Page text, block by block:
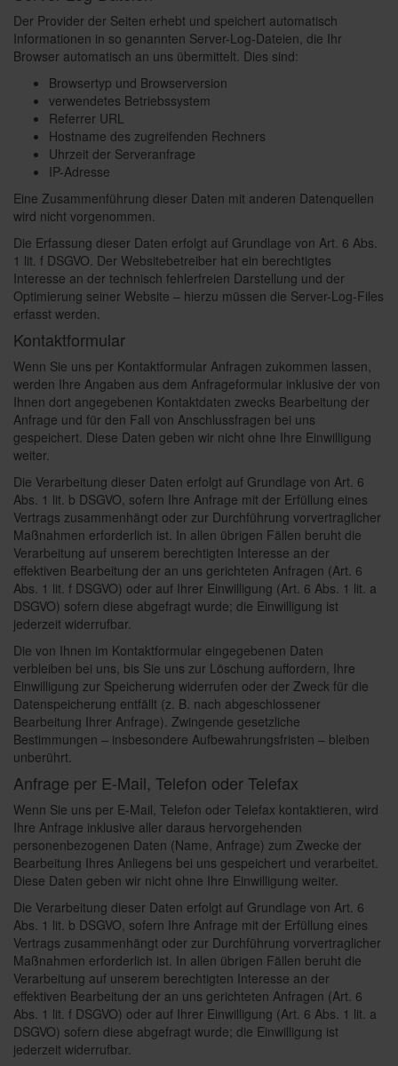
Der Provider der Seiten erhebt und speichert automatisch
Informationen in so genannten Server-Log-Dateien, die Ihr
Browser automatisch an uns übermittelt. Dies sind:
Browsertyp und Browserversion
verwendetes Betriebssystem
Referrer URL
Hostname des zugreifenden Rechners
Uhrzeit der Serveranfrage
IP-Adresse
Eine Zusammenführung dieser Daten mit anderen Datenquellen
wird nicht vorgenommen.
Die Erfassung dieser Daten erfolgt auf Grundlage von Art. 6 Abs.
1 lit. f DSGVO. Der Websitebetreiber hat ein berechtigtes
Interesse an der technisch fehlerfreien Darstellung und der
Optimierung seiner Website – hierzu müssen die Server-Log-Files
erfasst werden.
Kontaktformular
Wenn Sie uns per Kontaktformular Anfragen zukommen lassen,
werden Ihre Angaben aus dem Anfrageformular inklusive der von
Ihnen dort angegebenen Kontaktdaten zwecks Bearbeitung der
Anfrage und für den Fall von Anschlussfragen bei uns
gespeichert. Diese Daten geben wir nicht ohne Ihre Einwilligung
weiter.
Die Verarbeitung dieser Daten erfolgt auf Grundlage von Art. 6
Abs. 1 lit. b DSGVO, sofern Ihre Anfrage mit der Erfüllung eines
Vertrags zusammenhängt oder zur Durchführung vorvertraglicher
Maßnahmen erforderlich ist. In allen übrigen Fällen beruht die
Verarbeitung auf unserem berechtigten Interesse an der
effektiven Bearbeitung der an uns gerichteten Anfragen (Art. 6
Abs. 1 lit. f DSGVO) oder auf Ihrer Einwilligung (Art. 6 Abs. 1 lit. a
DSGVO) sofern diese abgefragt wurde; die Einwilligung ist
jederzeit widerrufbar.
Die von Ihnen im Kontaktformular eingegebenen Daten
verbleiben bei uns, bis Sie uns zur Löschung auffordern, Ihre
Einwilligung zur Speicherung widerrufen oder der Zweck für die
Datenspeicherung entfällt (z. B. nach abgeschlossener
Bearbeitung Ihrer Anfrage). Zwingende gesetzliche
Bestimmungen – insbesondere Aufbewahrungsfristen – bleiben
unberührt.
Anfrage per E-Mail, Telefon oder Telefax
Wenn Sie uns per E-Mail, Telefon oder Telefax kontaktieren, wird
Ihre Anfrage inklusive aller daraus hervorgehenden
personenbezogenen Daten (Name, Anfrage) zum Zwecke der
Bearbeitung Ihres Anliegens bei uns gespeichert und verarbeitet.
Diese Daten geben wir nicht ohne Ihre Einwilligung weiter.
Die Verarbeitung dieser Daten erfolgt auf Grundlage von Art. 6
Abs. 1 lit. b DSGVO, sofern Ihre Anfrage mit der Erfüllung eines
Vertrags zusammenhängt oder zur Durchführung vorvertraglicher
Maßnahmen erforderlich ist. In allen übrigen Fällen beruht die
Verarbeitung auf unserem berechtigten Interesse an der
effektiven Bearbeitung der an uns gerichteten Anfragen (Art. 6
Abs. 1 lit. f DSGVO) oder auf Ihrer Einwilligung (Art. 6 Abs. 1 lit. a
DSGVO) sofern diese abgefragt wurde; die Einwilligung ist
jederzeit widerrufbar.